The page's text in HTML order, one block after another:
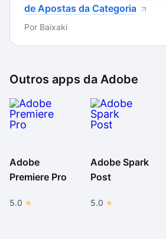
de Apostas da Categoria
Por Baixaki
Outros apps da Adobe
Adobe
Premiere Pro
5.0
Adobe Spark
Post
5.0